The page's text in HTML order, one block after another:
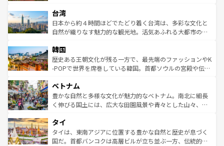
ならではの贅沢な旅のスタイルだ。 なお、新着のアメリカ
情報はコンテンツ一覧を参照してほしい。
れるおもてなしの心で訪れる人々を迎えてくれるハワイの
人々、おいしいローカルフードやハワイアンミュージッ
ク、伝統的なフラダンスなど、すべてがハワイの魅力を彩
ワイを、存分に味わってほしい。 なお、新着のハワイ情報
はコンテンツ一覧を参照してほしい。
リアリーフや大陸中央部にそびえるウルル（エアーズロッ
ク）、タスマニアの美しい原生林やケアンズの熱帯雨林な
ど、見どころがたくさん。また、カフェやワイン、オージ
いる。アクティビティも充実しており、サーフィンやダイ
ビング、ハイキングなど、アウトドア好きにはたまらな
い。オーストラリアの多彩な魅力を存分に味わいつくそ
参照してほしい。
台湾
日本から約４時間ほどでたどり着く台湾は、多彩な文化と
自然が織りなす魅力的な観光地。活気あふれる大都市の台
ン）、静ひつな山岳地帯である台湾東部など、都市の喧騒
と山間の静けさが共存しており、訪れる人に新しい発見と
驚きをもたらしてくれる。また、奥深い台湾の食文化も魅
容にもいいと評判のスイーツなど、バラエティ豊かな料理
が味わえる。 なお、新着の台湾情報は コンテンツ一覧を参
照してほしい。
韓国
歴史ある王朝文化が残る一方で、最先端のファッションやK
-POPで世界を席巻している韓国。首都ソウルの宮殿や伝統
き、地方に足を延ばせば四季折々の自然美を楽しむことが
できる。そして、キムチや焼肉、絶品のストリートフード
まで、さまざまな韓国料理が待っている。夜には、韓国な
リティに包まれながら、韓国の多彩な魅力を心ゆくまで味
わってみてほしい。 なお、新着の韓国情報はコンテンツ一
覧を参照してほしい。
ベトナム
豊かな自然と多様な文化が魅力的なベトナム。南北に細長
く伸びる国土には、広大な田園風景や青々とした山々、世
急速な発展と共に伝統が息づく。ハノイの古い町並みやホ
ーチミン市のフランス統治時代の建物も、独特の雰囲気を
醸し出している。また、バラエティの豊かさとおいしさで
タイ
タイは、東南アジアに位置する豊かな自然と歴史が息づく
国だ。首都バンコクは高層ビルが立ち並ぶ一方、伝統的な